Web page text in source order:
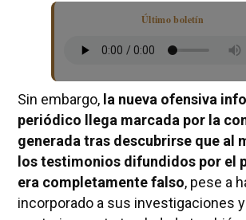
Último boletín
Sin embargo, la nueva ofensiva
periódico llega marcada por la
generada tras descubrirse que al
los testimonios difundidos por el
era completamente falso, pese a
incorporado a sus investigaciones y